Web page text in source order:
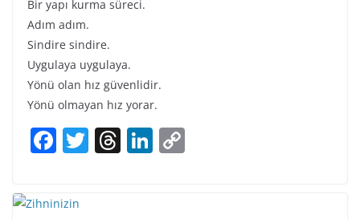
Bir yapı kurma süreci.
Adım adım.
Sindire sindire.
Uygulaya uygulaya.
Yönü olan hız güvenlidir.
Yönü olmayan hız yorar.
F
c
T T Li